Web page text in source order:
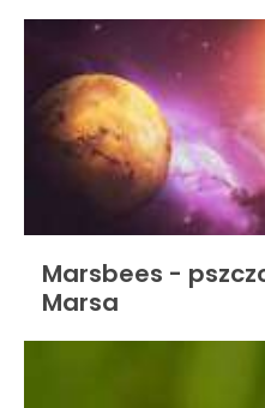
Marsbees -
Marsa